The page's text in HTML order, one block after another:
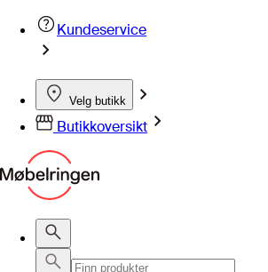
Kundeservice
Velg butikk
Butikkoversikt